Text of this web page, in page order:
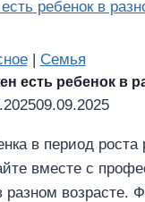
лет
| Семья
есть ребенок в
09.09.2025
в период
вместе с
разном